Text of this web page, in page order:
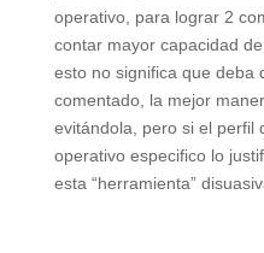
operativo, para lograr 2
contar mayor capacidad
esto no significa que deba
comentado, la mejor
evitándola, pero si el perfil
operativo especifico lo
esta “herramienta”